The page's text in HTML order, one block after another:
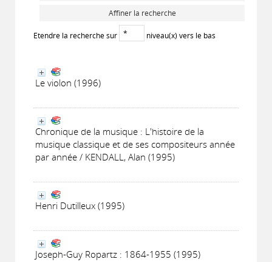
Affiner la recherche
Etendre la recherche sur niveau(x) vers le bas
Le violon (1996)
Chronique de la musique : L'histoire de la
musique classique et de ses compositeurs année
par année / KENDALL, Alan (1995)
Henri Dutilleux (1995)
Joseph-Guy Ropartz : 1864-1955 (1995)